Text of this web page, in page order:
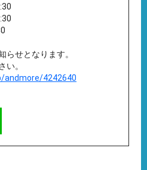
らせとなります。
い。
andmore/4242640